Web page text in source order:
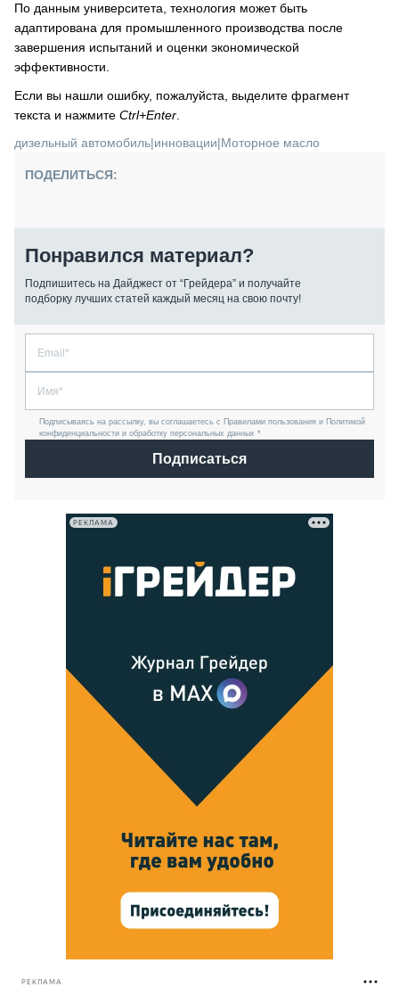
По данным университета, технология может быть
адаптирована для промышленного производства после
завершения испытаний и оценки экономической
эффективности.
Если вы нашли ошибку, пожалуйста, выделите фрагмент
текста и нажмите Ctrl+Enter
дизельный автомобиль|инновации|Моторное масло
ПОДЕЛИТЬСЯ:
Понравился материал?
Подпишитесь на Дайджест от “Грейдера” и получайте
подборку лучших статей каждый месяц на свою почту!
Подписываясь на рассылку, вы соглашаетесь с Правилами пользования и Политикой
конфиденциальности и обработку персональных данных *
Подписаться
РЕКЛАМА
РЕКЛАМА